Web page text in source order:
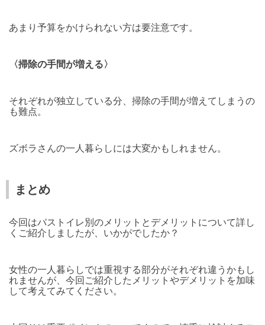
あまり予算をかけられない方は要注意です。
〈掃除の手間が増える〉
それぞれが独立している分、掃除の手間が増えてしまうの
も難点。
ズボラさんの一人暮らしには大変かもしれません。
まとめ
今回はバストイレ別のメリットとデメリットについて詳し
くご紹介しましたが、いかがでしたか？
女性の一人暮らしでは重視する部分がそれぞれ違うかもし
れませんが、今回ご紹介したメリットやデメリットを加味
して考えてみてください。